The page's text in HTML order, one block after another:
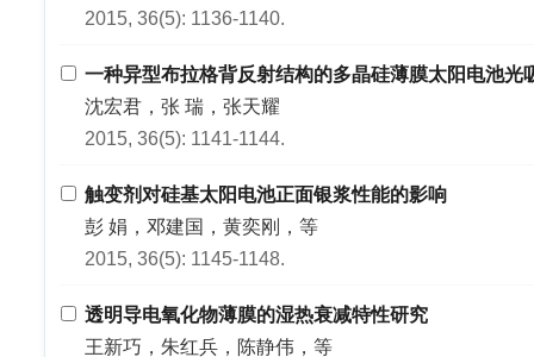
2015, 36(5): 1136-1140.
一种异型布拉格背反射结构的多晶硅薄膜太阳电池光
沈宏君，张 瑞，张天耀
2015, 36(5): 1141-1144.
触变剂对硅基太阳电池正面银浆性能的影响
彭 娟，邓建国，黄奕刚，等
2015, 36(5): 1145-1148.
透明导电氧化物薄膜的湿热衰减特性研究
王新巧，朱红兵，陈静伟，等